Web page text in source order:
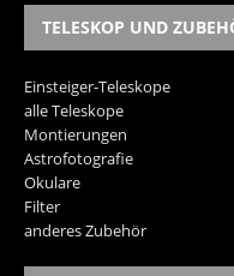
TELESKOP UND
Einsteiger-Teleskope
alle Teleskope
Montierungen
Astrofotografie
Okulare
Filter
anderes Zubehör